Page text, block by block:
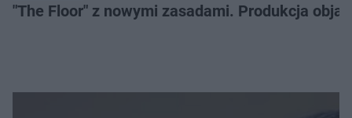
"The Floor" z nowymi zasadami. Produkcja